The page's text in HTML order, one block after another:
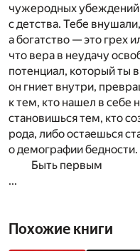
чужеродных
с детства. Тебе
а богатство — это грех
что вера в неудачу
потенциал, который ты
он гниет внутри,
к тем, кто нашел в себе
становишься тем, кто
рода, либо остаешься
о демографии бедности.
Быть первым
...
Похожие книги